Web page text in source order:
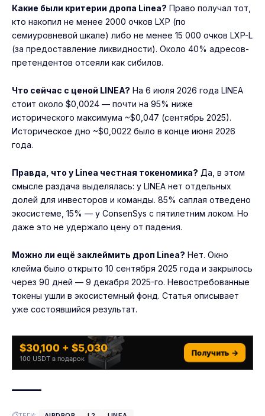
Какие были критерии дропа Linea? Право получал тот,
кто накопил не менее 2000 очков LXP (по
семиуровневой шкале) либо не менее 15 000 очков LXP-L
(за предоставление ликвидности). Около 40% адресов-
претендентов отсеяли как сибилов.
Что сейчас с ценой LINEA? На 6 июля 2026 года LINEA
стоит около $0,0024 — почти на 95% ниже
исторического максимума ~$0,047 (сентябрь 2025).
Историческое дно ~$0,0022 было в конце июня 2026
года.
Правда, что у Linea честная токеномика? Да, в этом
смысле раздача выделялась: у LINEA нет отдельных
долей для инвесторов и команды. 85% саплая отведено
экосистеме, 15% — у ConsenSys с пятилетним локом. Но
даже это не удержало цену от падения.
Можно ли ещё заклеймить дроп Linea? Нет. Окно
клейма было открыто 10 сентября 2025 года и закрылось
через 90 дней — 9 декабря 2025-го. Невостребованные
токены ушли в экосистемный фонд. Статья описывает
уже состоявшийся результат.
$30,100 + $5,030
100 USDT в подарок
Получить →